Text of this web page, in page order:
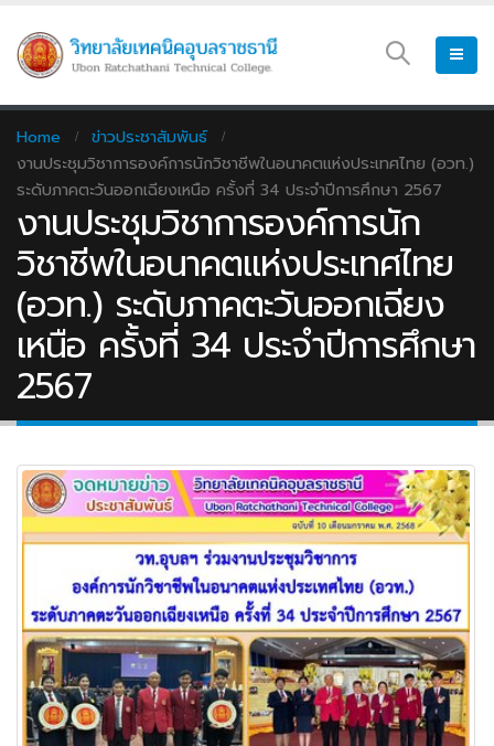
Home
ข่าวประชาสัมพันธ์
งานประชุมวิชาการองค์การนักวิชาชีพในอนาคตแห่งประเทศไทย (อวท.)
ระดับภาคตะวันออกเฉียงเหนือ ครั้งที่ 34 ประจำปีการศึกษา 2567
งานประชุมวิชาการองค์การนัก
วิชาชีพในอนาคตแห่งประเทศไทย
(อวท.) ระดับภาคตะวันออกเฉียง
เหนือ ครั้งที่ 34 ประจำปีการศึกษา
2567